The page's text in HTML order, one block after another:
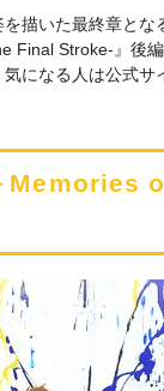
描いた最終章と
Final Stroke-』後
になる人は公式サ
Memories